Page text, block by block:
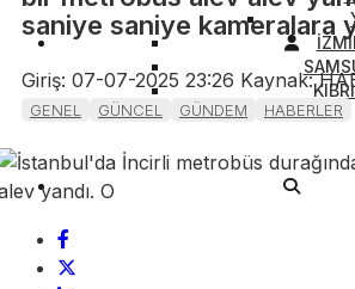
saniye saniye kameralara
Giriş: 07-07-2025 23:26 Kaynak:
GENEL GÜNCEL GÜNDEM HABERLER